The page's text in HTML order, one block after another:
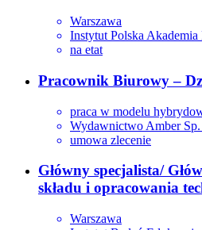
Warszawa
Instytut Polska Akademia
na etat
Pracownik Biurowy –
praca w modelu
Wydawnictwo Amber Sp.
umowa zlecenie
Główny specjalista/
składu i opracowania
Warszawa